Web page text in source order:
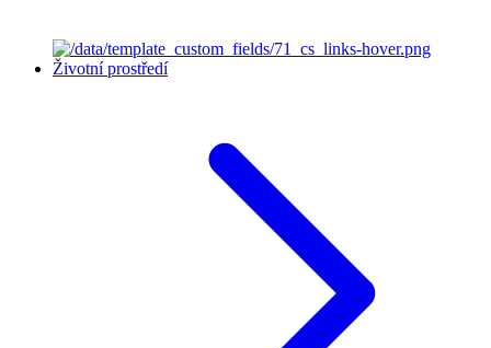
Životní prostředí